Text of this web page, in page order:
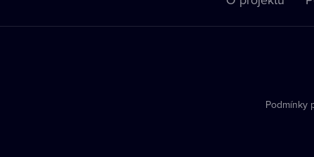
Podmínky